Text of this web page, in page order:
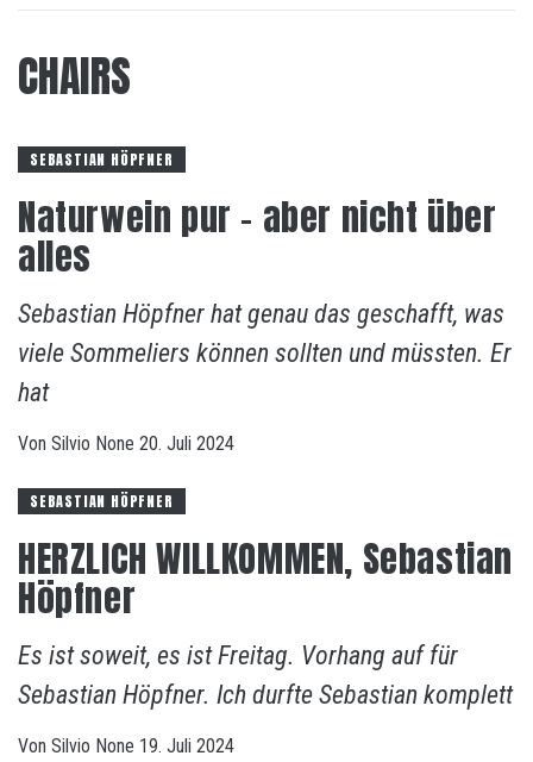
CHAIRS
SEBASTIAN HÖPFNER
Naturwein pur – aber nicht über
alles
Sebastian Höpfner hat genau das geschafft, was
viele Sommeliers können sollten und müssten. Er
hat
Von Silvio None 20. Juli 2024
SEBASTIAN HÖPFNER
HERZLICH WILLKOMMEN, Sebastian
Höpfner
Es ist soweit, es ist Freitag. Vorhang auf für
Sebastian Höpfner. Ich durfte Sebastian komplett
Von Silvio None 19. Juli 2024